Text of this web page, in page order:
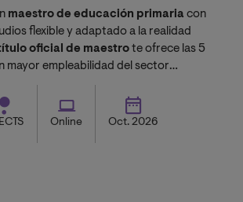
maestro de educación primaria con
flexible y adaptado a la realidad
oficial de maestro te ofrece las 5
mayor empleabilidad del sector
Online Oct. 2026